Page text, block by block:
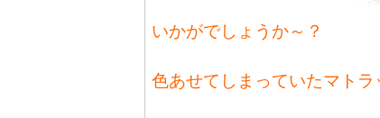
いかがでしょうか～？
色あせてしまっていたマト